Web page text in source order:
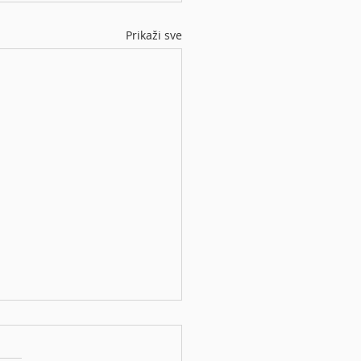
Prikaži sve
s rekordnom